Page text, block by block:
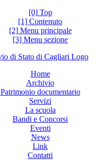
[0] Top
[1] Contenuto
[2] Menu principale
[3] Menu sezione
Home
Archivio
Patrimonio documentario
Servizi
La scuola
Bandi e Concorsi
Eventi
News
Link
Contatti